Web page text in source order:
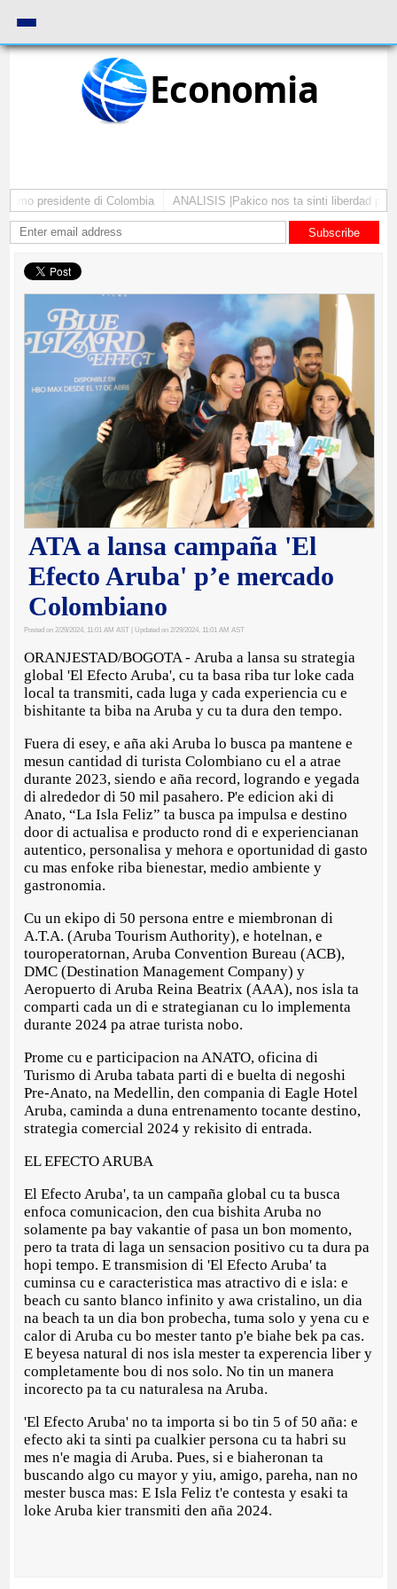
Economia
presidente di Colombia ANALISIS |Pakico nos ta sinti liberdad pa
Subscribe
ATA a lansa campaña 'El
Efecto Aruba' p’e mercado
Colombiano
Posted on 2/29/2024, 11:01 AM AST | Updated on 2/29/2024, 11:01 AM AST
ORANJESTAD/BOGOTA - Aruba a lansa su strategia
global 'El Efecto Aruba', cu ta basa riba tur loke cada
local ta transmiti, cada luga y cada experiencia cu e
bishitante ta biba na Aruba y cu ta dura den tempo.
Fuera di esey, e aña aki Aruba lo busca pa mantene e
mesun cantidad di turista Colombiano cu el a atrae
durante 2023, siendo e aña record, logrando e yegada
di alrededor di 50 mil pasahero. P'e edicion aki di
Anato, “La Isla Feliz” ta busca pa impulsa e destino
door di actualisa e producto rond di e experiencianan
autentico, personalisa y mehora e oportunidad di gasto
cu mas enfoke riba bienestar, medio ambiente y
gastronomia.
Cu un ekipo di 50 persona entre e miembronan di
A.T.A. (Aruba Tourism Authority), e hotelnan, e
touroperatornan, Aruba Convention Bureau (ACB),
DMC (Destination Management Company) y
Aeropuerto di Aruba Reina Beatrix (AAA), nos isla ta
comparti cada un di e strategianan cu lo implementa
durante 2024 pa atrae turista nobo.
Prome cu e participacion na ANATO, oficina di
Turismo di Aruba tabata parti di e buelta di negoshi
Pre-Anato, na Medellin, den compania di Eagle Hotel
Aruba, caminda a duna entrenamento tocante destino,
strategia comercial 2024 y rekisito di entrada.
EL EFECTO ARUBA
El Efecto Aruba', ta un campaña global cu ta busca
enfoca comunicacion, den cua bishita Aruba no
solamente pa bay vakantie of pasa un bon momento,
pero ta trata di laga un sensacion positivo cu ta dura pa
hopi tempo. E transmision di 'El Efecto Aruba' ta
cuminsa cu e caracteristica mas atractivo di e isla: e
beach cu santo blanco infinito y awa cristalino, un dia
na beach ta un dia bon probecha, tuma solo y yena cu e
calor di Aruba cu bo mester tanto p'e biahe bek pa cas.
E beyesa natural di nos isla mester ta experencia liber y
completamente bou di nos solo. No tin un manera
incorecto pa ta cu naturalesa na Aruba.
'El Efecto Aruba' no ta importa si bo tin 5 of 50 aña: e
efecto aki ta sinti pa cualkier persona cu ta habri su
mes n'e magia di Aruba. Pues, si e biaheronan ta
buscando algo cu mayor y yiu, amigo, pareha, nan no
mester busca mas: E Isla Feliz t'e contesta y esaki ta
loke Aruba kier transmiti den aña 2024.